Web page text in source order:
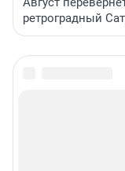
ретроградный